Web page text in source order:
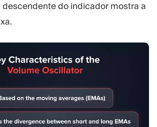
descendente do indicador mostra a